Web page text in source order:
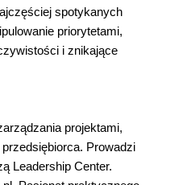
spotykanych
priorytetami,
i znikające
projektami,
Prowadzi
Leadership Center.